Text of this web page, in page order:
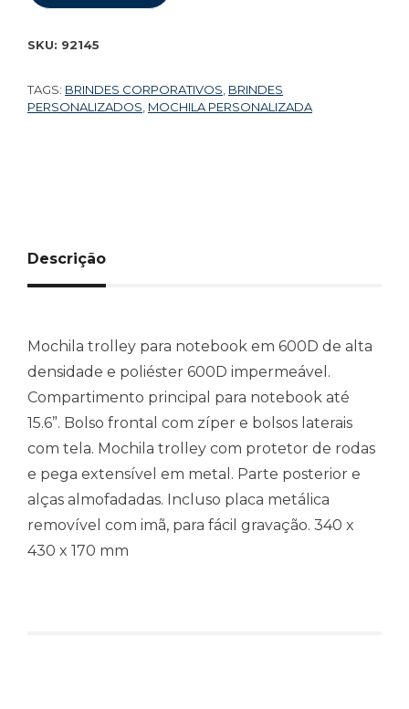
SKU: 92145
TAGS: BRINDES CORPORATIVOS BRINDES
PERSONALIZADOS MOCHILA PERSONALIZADA
Descrição
Mochila trolley para notebook em 600D de alta
densidade e poliéster 600D impermeável.
Compartimento principal para notebook até
15.6”. Bolso frontal com zíper e bolsos laterais
com tela. Mochila trolley com protetor de rodas
e pega extensível em metal. Parte posterior e
alças almofadadas. Incluso placa metálica
removível com imã, para fácil gravação. 340 x
430 x 170 mm